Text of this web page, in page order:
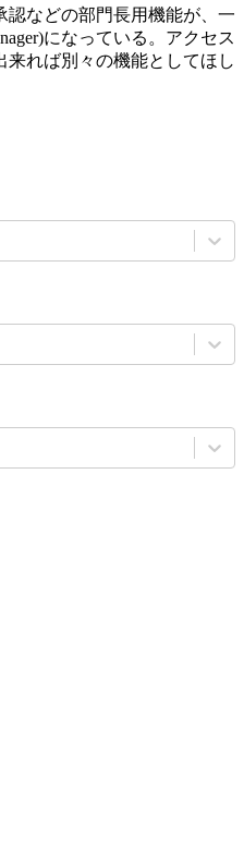
認などの部門長用機能が、一
になっている。アクセス
れば別々の機能としてほし